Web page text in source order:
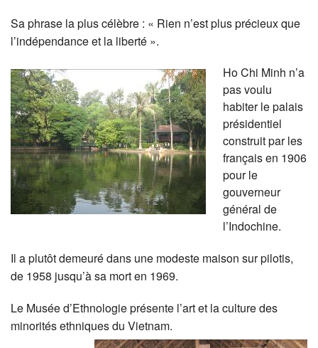
Sa phrase la plus célèbre : « Rien n’est plus précieux que
l’indépendance et la liberté ».
Ho Chi Minh n’a
pas voulu
habiter le palais
présidentiel
construit par les
français en 1906
pour le
gouverneur
général de
l’Indochine.
Il a plutôt demeuré dans une modeste maison sur pilotis,
de 1958 jusqu’à sa mort en 1969.
Le Musée d’Ethnologie présente l’art et la culture des
minorités ethniques du Vietnam.